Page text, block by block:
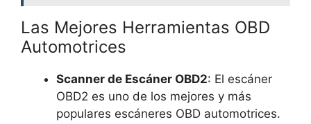
Las Mejores Herramientas OBD
Automotrices
Scanner de Escáner OBD2: El escáner
OBD2 es uno de los mejores y más
populares escáneres OBD automotrices.